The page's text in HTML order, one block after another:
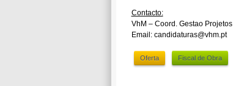
Contacto:
VhM – Coord. Gestao Projetos
Email: candidaturas@vhm.pt
Oferta Fiscal de Obra